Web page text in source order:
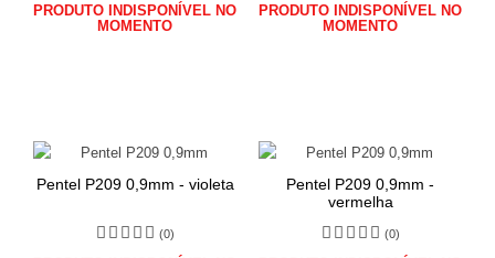
PRODUTO INDISPONÍVEL NO
MOMENTO
PRODUTO INDISPONÍVEL NO
MOMENTO
Pentel P209 0,9mm - violeta
(0)
Pentel P209 0,9mm -
vermelha
(0)